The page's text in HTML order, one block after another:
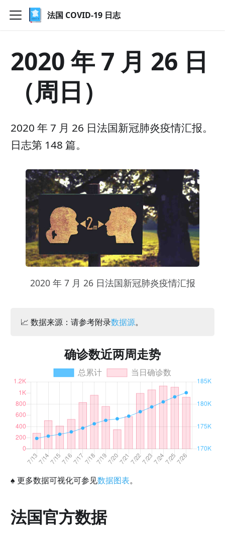
法国 COVID-19 日志
2020 年 7 月 26 日
（周日）
2020 年 7 月 26 日法国新冠肺炎疫情汇报。
日志第 148 篇。
2020 年 7 月 26 日法国新冠肺炎疫情汇报
📈 数据来源：请参考附录数据源。
确诊数近两周走势
♠ 更多数据可视化可参见数据图表。
法国官方数据